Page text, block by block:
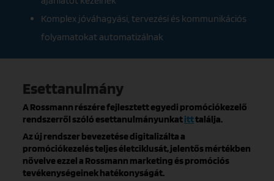
Komplex jóváhagyási, tervezési és kommunikációs
folyamatokat automatizálnak
Esettanulmány
A Rossmann részére fejlesztett egyedi promóciókezelő
rendszerről szóló esettanulmányunkatitttalálja.
Az új rendszer bevezetése digitalizálta a
promóciókezelés teljes életciklusát, jelentős mértékben
növelve ezzel a Rossmann marketing és promóciós
tevékenységeinek hatékonyságát.